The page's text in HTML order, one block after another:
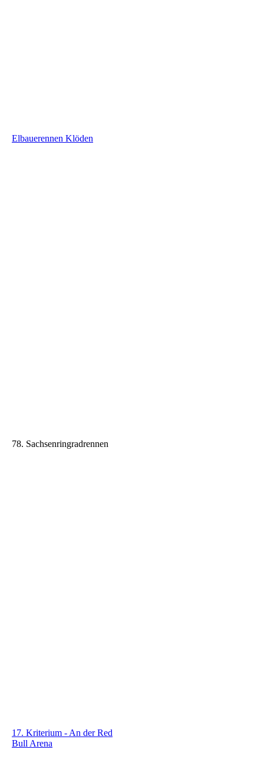
Elbauerennen Klöden
78. Sachsenringradrennen
17. Kriterium - An der Red
Bull Arena